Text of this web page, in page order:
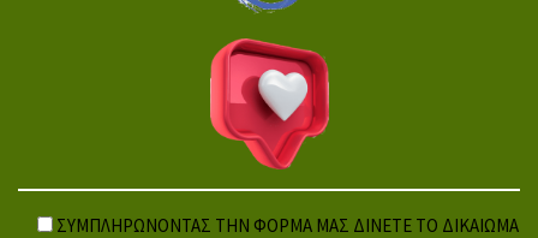
ΣΥΜΠΛΗΡΩΝΟΝΤΑΣ ΤΗΝ ΦΟΡΜΑ ΜΑΣ ΔΙΝΕΤΕ ΤΟ ΔΙΚΑΙΩΜΑ